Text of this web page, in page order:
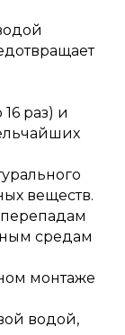
раз) и
веществ.
средам
монтаже
водой,